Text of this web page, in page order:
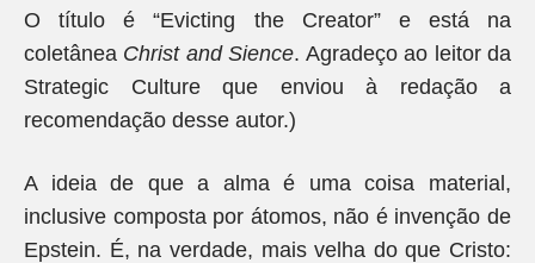
O título é “Evicting the Creator” e está na
coletânea Christ and Sience. Agradeço ao leitor da
Strategic Culture que enviou à redação a
recomendação desse autor.)
A ideia de que a alma é uma coisa material,
inclusive composta por átomos, não é invenção de
Epstein. É, na verdade, mais velha do que Cristo: